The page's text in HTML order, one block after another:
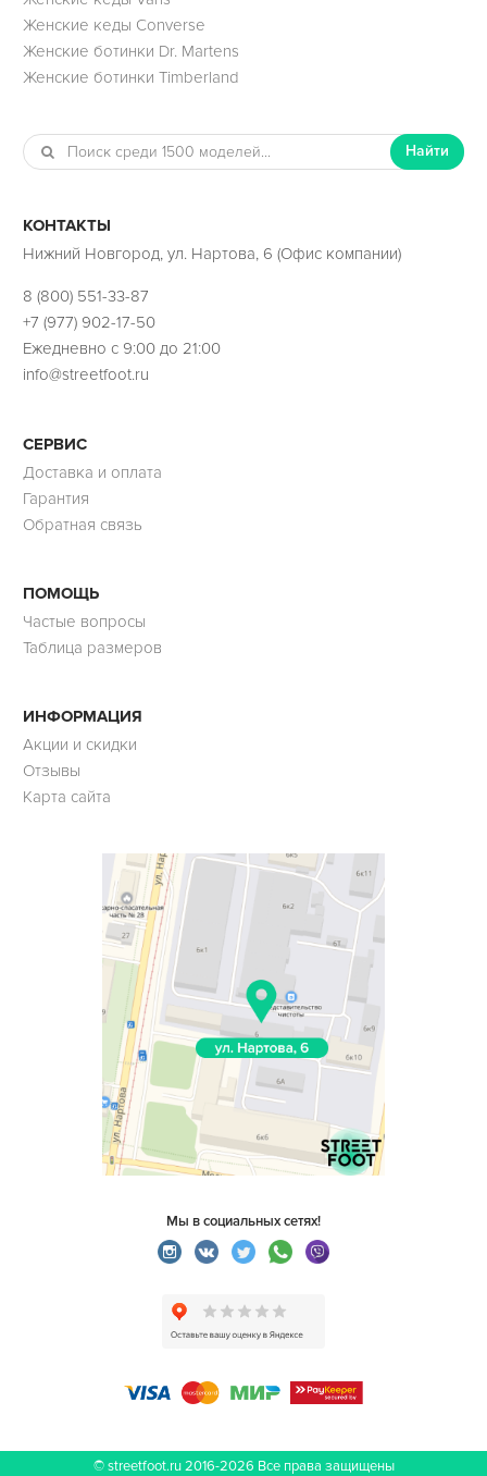
Женские кеды Converse
Женские ботинки Dr. Martens
Женские ботинки Timberland
Найти
КОНТАКТЫ
Нижний Новгород, ул. Нартова, 6 (Офис компании)
8 (800) 551-33-87
+7 (977) 902-17-50
Ежедневно с 9:00 до 21:00
info@streetfoot.ru
СЕРВИС
Доставка и оплата
Гарантия
Обратная связь
ПОМОЩЬ
Частые вопросы
Таблица размеров
ИНФОРМАЦИЯ
Акции и скидки
Отзывы
Карта сайта
Мы в социальных сетях!
© streetfoot.ru 2016-2026 Все права защищены